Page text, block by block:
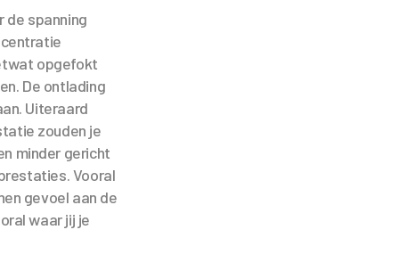
de spanning
opgefokt
De ontlading
Uiteraard
zouden je
minder gericht
Vooral
gevoel aan de
waar jij je